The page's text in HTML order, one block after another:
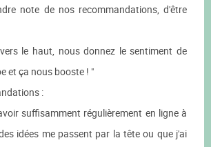
note de nos recommandations, d'être
le haut, nous donnez le sentiment de
et ça nous booste ! "
:
suffisamment régulièrement en ligne à
idées me passent par la tête ou que j'ai